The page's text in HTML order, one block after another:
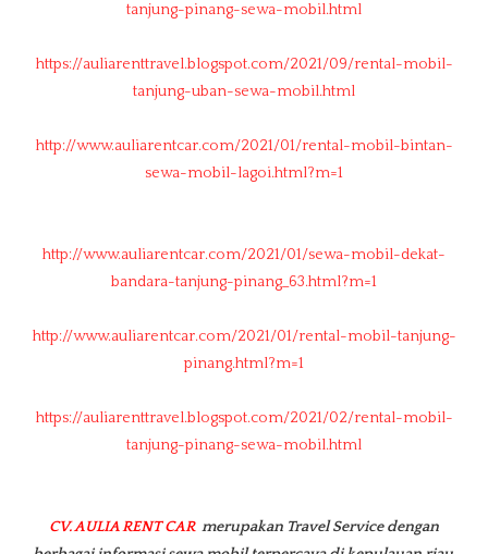
tanjung-pinang-sewa-mobil.html
https://auliarenttravel.blogspot.com/2021/09/rental-mobil-
tanjung-uban-sewa-mobil.html
http://www.auliarentcar.com/2021/01/rental-mobil-bintan-
sewa-mobil-lagoi.html?m=1
http://www.auliarentcar.com/2021/01/sewa-mobil-dekat-
bandara-tanjung-pinang_63.html?m=1
http://www.auliarentcar.com/2021/01/rental-mobil-tanjung-
pinang.html?m=1
https://auliarenttravel.blogspot.com/2021/02/rental-mobil-
tanjung-pinang-sewa-mobil.html
CV. AULIA RENT CAR merupakan Travel Service dengan